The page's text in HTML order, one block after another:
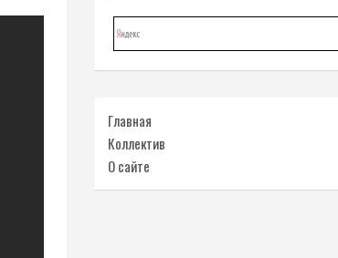
Главная
Коллектив
О сайте